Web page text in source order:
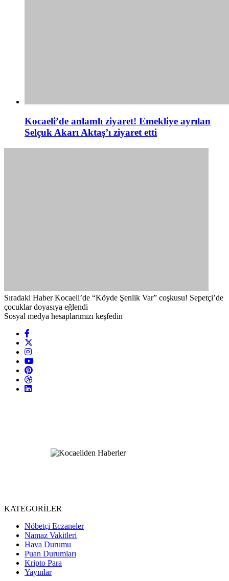
Kocaeli’de anlamlı ziyaret! Emekliye ayrılan
Selçuk Akarı Aktaş’ı ziyaret etti
Sıradaki Haber Kocaeli’de “Köyde Şenlik Var” coşkusu! Sepetçi’de
çocuklar doyasıya eğlendi
Sosyal medya hesaplarımızı keşfedin
KATEGORİLER
Nöbetçi Eczaneler
Namaz Vakitleri
Hava Durumu
Puan Durumları
Kripto Para
Yayınlar